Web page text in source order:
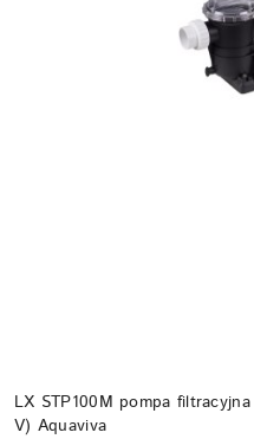
LX STP100M pompa
V) Aquaviva